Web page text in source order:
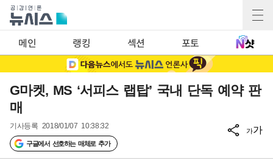
메인 랭킹 섹션 포토
G마켓, MS ‘서피스 랩탑’ 국내 단독 예약 판
매
기사등록 2018/01/07 10:38:32
구글에서 선호하는 매체로 추가
가가